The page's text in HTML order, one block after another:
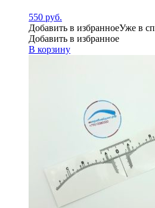
550 руб.
Добавить в избранноеУже в
Добавить в избранное
В корзину